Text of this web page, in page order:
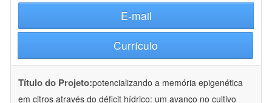
E-mail
Currículo
Título do Projeto:potencializando a memória epigenética
em citros através do déficit hídrico: um avanço no cultivo